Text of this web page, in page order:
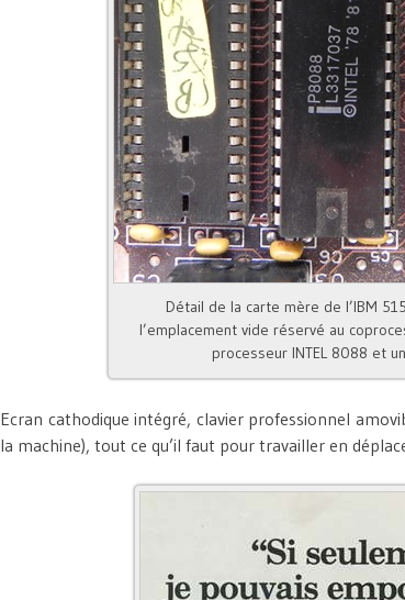
Détail de la carte mère de l’IBM
l’emplacement vide réservé au
processeur INTEL 8088 et
Ecran cathodique intégré, clavier professionnel
la machine), tout ce qu’il faut pour travailler en